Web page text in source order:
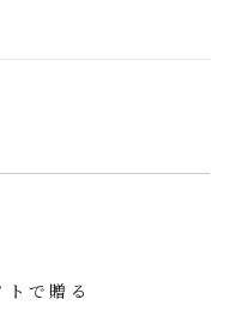
で贈る